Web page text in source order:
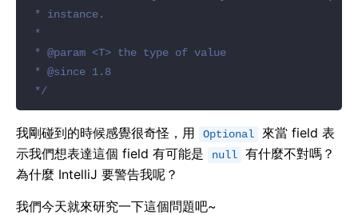
*/
我剛碰到的時候感覺很奇怪，用 Optional
來當 field 表
示我們想表達這個 field 有可能是
null
有什麼不對嗎？
為什麼 IntelliJ 要警告我呢？
我們今天就來研究一下這個問題吧~